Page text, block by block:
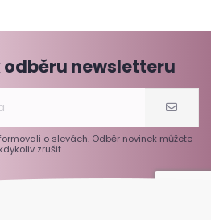
odběru newsletteru
o slevách. Odběr novinek můžete
kdykoliv zrušit.